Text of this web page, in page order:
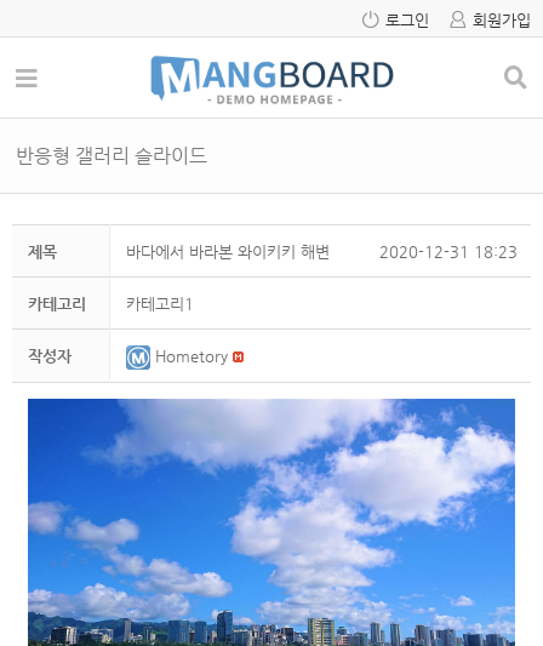
로그인 회원가입
반응형 갤러리 슬라이드
제목 바다에서 바라본 와이키키 해변 2020-12-31 18:23
카테고리 카테고리1
작성자 Hometory